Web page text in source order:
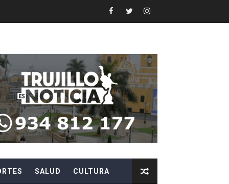
DE AUTORIDADES EN CHAO Y VIRÚ
Y AGILIZAR LA ATENCIÓN ANTE PROBLEMAS ELÉCTRICOS
en beneficios para toda su familia
identidad
EVITAR ROBOS Y ESTAFAS
SALUD CULTURA